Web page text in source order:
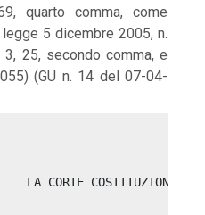
quarto comma, come
5 dicembre 2005, n.
25, secondo comma, e
(GU n. 14 del 07-04-
LA CORTE COSTITUZIONALE